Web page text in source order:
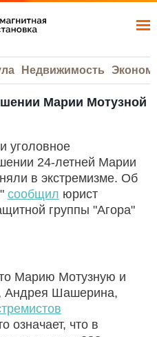
Недвижимость
Марии Мотузной
уголовное
24-летней Марии
в экстремизме. Об
сообщил юрист
группы "Агора"
Марию Мотузную и
Андрея Шашерина,
означает, что в